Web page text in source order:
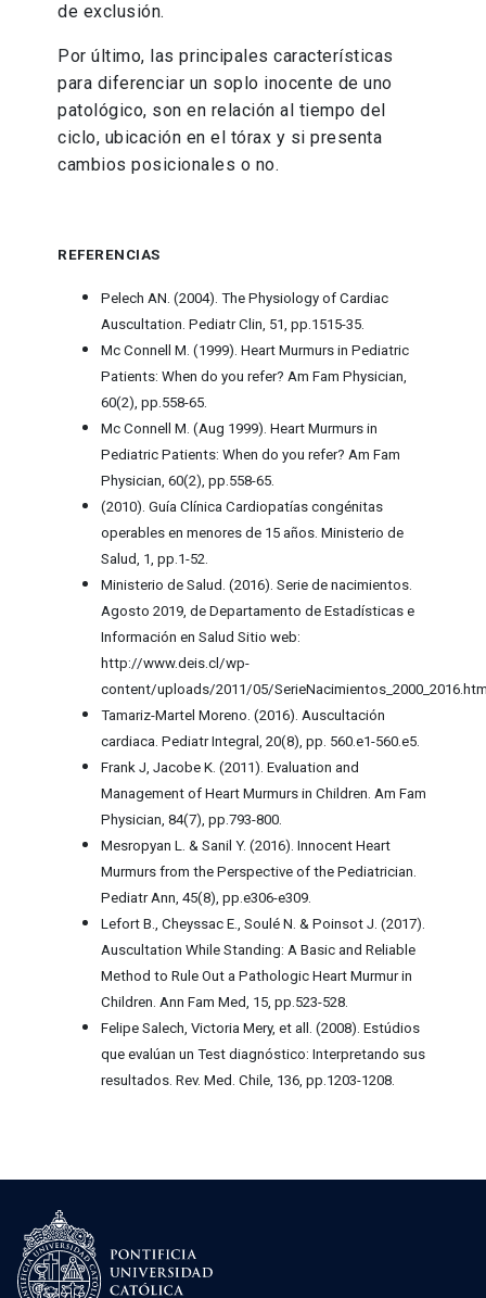
de exclusión.
Por último, las principales características
para diferenciar un soplo inocente de uno
patológico, son en relación al tiempo del
ciclo, ubicación en el tórax y si presenta
cambios posicionales o no.
REFERENCIAS
Pelech AN. (2004). The Physiology of Cardiac
Auscultation. Pediatr Clin, 51, pp.1515-35.
Mc Connell M. (1999). Heart Murmurs in Pediatric
Patients: When do you refer? Am Fam Physician,
60(2), pp.558-65.
Mc Connell M. (Aug 1999). Heart Murmurs in
Pediatric Patients: When do you refer? Am Fam
Physician, 60(2), pp.558-65.
(2010). Guía Clínica Cardiopatías congénitas
operables en menores de 15 años. Ministerio de
Salud, 1, pp.1-52.
Ministerio de Salud. (2016). Serie de nacimientos.
Agosto 2019, de Departamento de Estadísticas e
Información en Salud Sitio web:
http://www.deis.cl/wp-
content/uploads/2011/05/
Tamariz-Martel Moreno. (2016). Auscultación
cardiaca. Pediatr Integral, 20(8), pp. 560.e1-560.e5.
Frank J, Jacobe K. (2011). Evaluation and
Management of Heart Murmurs in Children. Am Fam
Physician, 84(7), pp.793-800.
Mesropyan L. & Sanil Y. (2016). Innocent Heart
Murmurs from the Perspective of the Pediatrician.
Pediatr Ann, 45(8), pp.e306-e309.
Lefort B., Cheyssac E., Soulé N. & Poinsot J. (2017).
Auscultation While Standing: A Basic and Reliable
Method to Rule Out a Pathologic Heart Murmur in
Children. Ann Fam Med, 15, pp.523-528.
Felipe Salech, Victoria Mery, et all. (2008). Estúdios
que evalúan un Test diagnóstico: Interpretando sus
resultados. Rev. Med. Chile, 136, pp.1203-1208.